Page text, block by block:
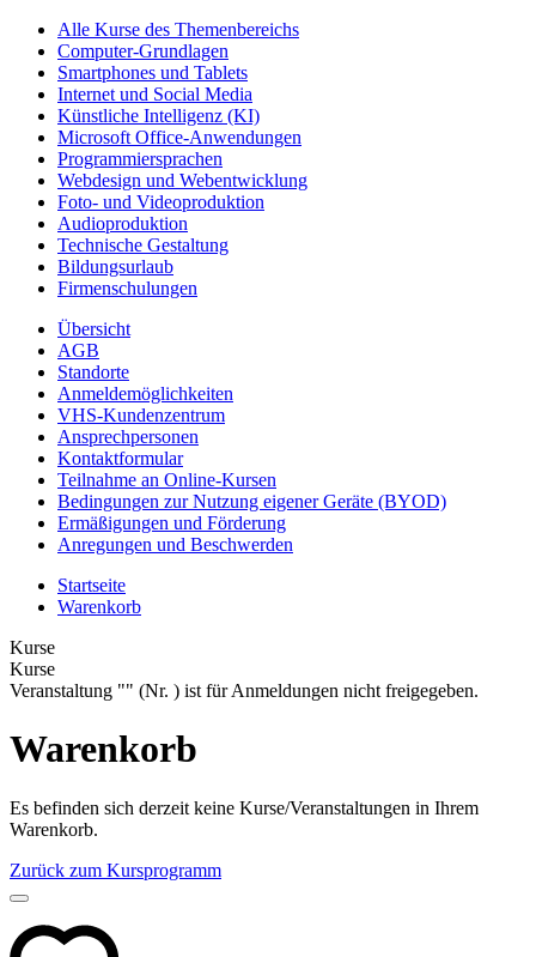
Alle Kurse des Themenbereichs
Computer-Grundlagen
Smartphones und Tablets
Internet und Social Media
Künstliche Intelligenz (KI)
Microsoft Office-Anwendungen
Programmiersprachen
Webdesign und Webentwicklung
Foto- und Videoproduktion
Audioproduktion
Technische Gestaltung
Bildungsurlaub
Firmenschulungen
Übersicht
AGB
Standorte
Anmeldemöglichkeiten
VHS-Kundenzentrum
Ansprechpersonen
Kontaktformular
Teilnahme an Online-Kursen
Bedingungen zur Nutzung eigener Geräte (BYOD)
Ermäßigungen und Förderung
Anregungen und Beschwerden
Startseite
Warenkorb
Kurse
Kurse
Veranstaltung "" (Nr. ) ist für Anmeldungen nicht freigegeben.
Warenkorb
Es befinden sich derzeit keine Kurse/Veranstaltungen in Ihrem
Warenkorb.
Zurück zum Kursprogramm